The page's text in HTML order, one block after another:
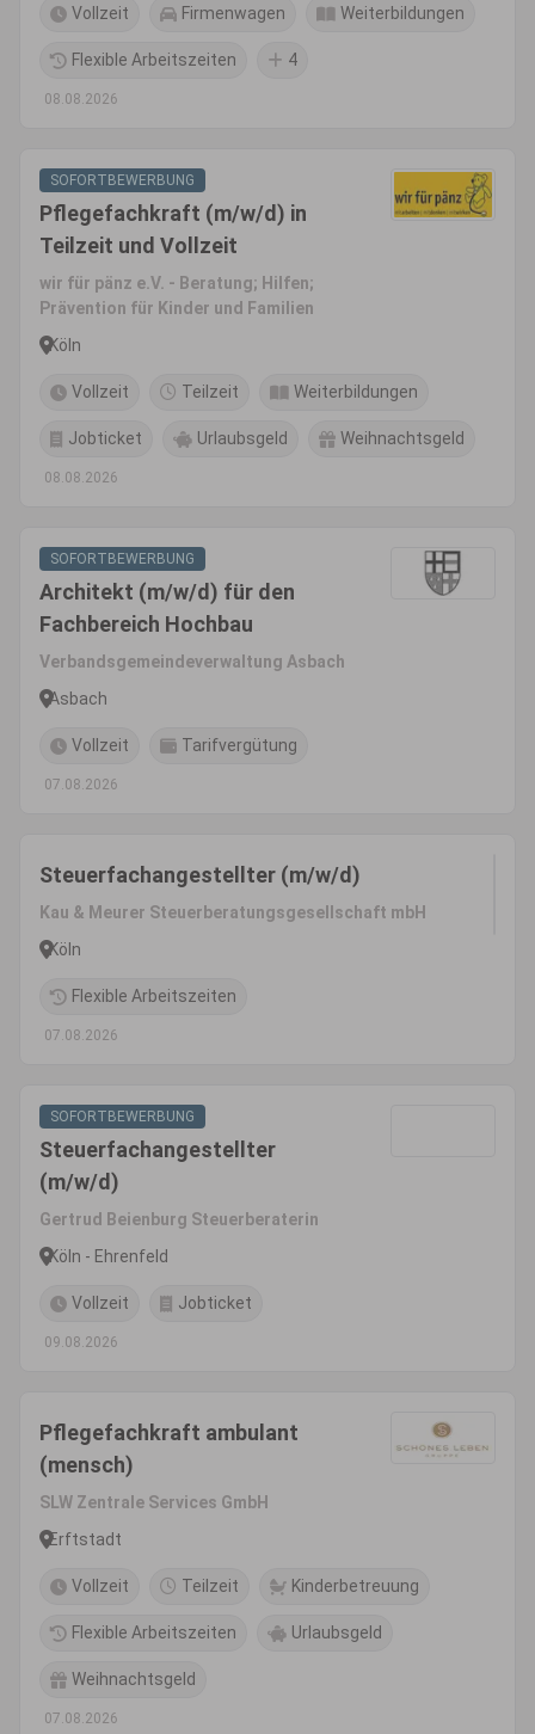
Vollzeit Firmenwagen Weiterbildungen
Flexible Arbeitszeiten 4
08.08.2026
SOFORTBEWERBUNG
Pflegefachkraft (m/w/d) in
Teilzeit und Vollzeit
wir für pänz e.V. - Beratung; Hilfen;
Prävention für Kinder und Familien
Köln
Vollzeit Teilzeit Weiterbildungen
Jobticket Urlaubsgeld Weihnachtsgeld
08.08.2026
SOFORTBEWERBUNG
Architekt (m/w/d) für den
Fachbereich Hochbau
Verbandsgemeindeverwaltung Asbach
Asbach
Vollzeit Tarifvergütung
07.08.2026
Steuerfachangestellter (m/w/d)
Kau & Meurer Steuerberatungsgesellschaft mbH
Köln
Flexible Arbeitszeiten
07.08.2026
SOFORTBEWERBUNG
Steuerfachangestellter
(m/w/d)
Gertrud Beienburg Steuerberaterin
Köln - Ehrenfeld
Vollzeit Jobticket
09.08.2026
Pflegefachkraft ambulant
(mensch)
SLW Zentrale Services GmbH
Erftstadt
Vollzeit Teilzeit Kinderbetreuung
Flexible Arbeitszeiten Urlaubsgeld
Weihnachtsgeld
07.08.2026